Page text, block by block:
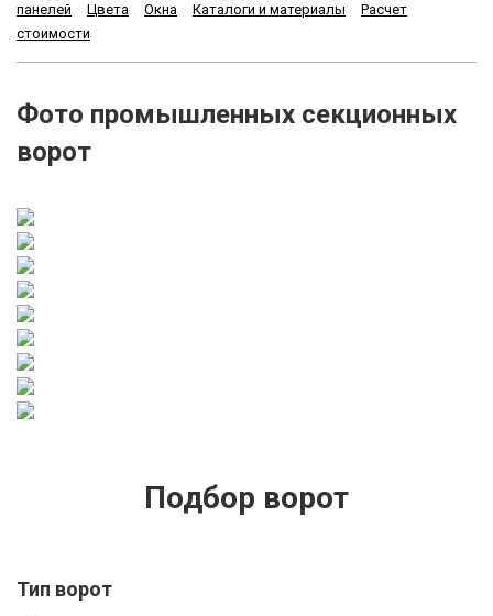
панелей
Цвета Окна Каталоги и материалы
Расчет
стоимости
Фото промышленных секционных
ворот
Подбор ворот
Тип ворот